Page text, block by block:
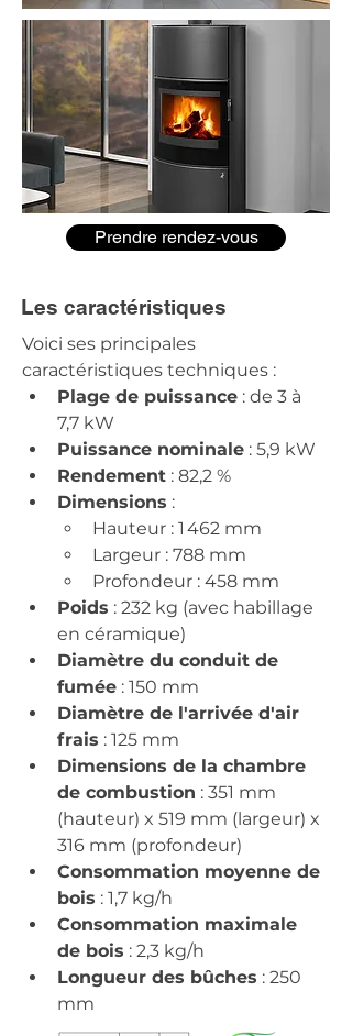
Prendre rendez-vous
Les caractéristiques
Voici ses principales
caractéristiques techniques :​
Plage de puissance : de 3 à
7,7 kW
Puissance nominale : 5,9 kW​
Rendement : 82,2 %
Dimensions :
Hauteur : 1 462 mm​
Largeur : 788 mm​
Profondeur : 458 mm
Poids : 232 kg (avec habillage
en céramique)​
Diamètre du conduit de
fumée : 150 mm​
Diamètre de l'arrivée d'air
frais : 125 mm​
Dimensions de la chambre
de combustion : 351 mm
(hauteur) x 519 mm (largeur) x
316 mm (profondeur)
Consommation moyenne de
bois : 1,7 kg/h​
Consommation maximale
de bois : 2,3 kg/h​
Longueur des bûches : 250
mm​